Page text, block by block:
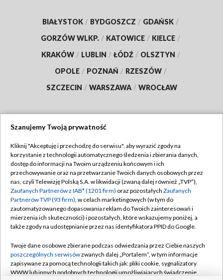
BIAŁYSTOK / BYDGOSZCZ / GDAŃSK /
GORZÓW WLKP. / KATOWICE / KIELCE /
KRAKÓW / LUBLIN / ŁÓDŹ / OLSZTYN /
OPOLE / POZNAŃ / RZESZÓW /
SZCZECIN / WARSZAWA / WROCŁAW
TVP
Abonament TVP
Emisja w TVP
Centrum informacji TVP
Naziemna Telewizja Cyfrowa
Rada Programowa
System NOS
Regulamin TVP
Polityka prywatności
Moje zgody
Pomoc
Kontakt
Szanujemy Twoją prywatność
Kliknij "Akceptuję i przechodzę do serwisu", aby wyrazić zgody na
korzystanie z technologii automatycznego śledzenia i zbierania danych,
dostęp do informacji na Twoim urządzeniu końcowym i ich
przechowywanie oraz na przetwarzanie Twoich danych osobowych przez
nas, czyli Telewizję Polską S.A. w likwidacji (zwaną dalej również „TVP”),
Zaufanych Partnerów z IAB* (1201 firm) oraz pozostałych Zaufanych
Partnerów TVP (93 firm), w celach marketingowych (w tym do
zautomatyzowanego dopasowania reklam do Twoich zainteresowań i
mierzenia ich skuteczności) i pozostałych, które wskazujemy poniżej, a
także zgody na udostępnianie przez nas identyfikatora PPID do Google.
Twoje dane osobowe zbierane podczas odwiedzania przez Ciebie naszych
poszczególnych serwisówzwanych dalej „Portalem”, w tym informacje
zapisywane za pomocą technologii takich jak: pliki cookie, sygnalizatory
WWW lub innych podobnych technologii umożliwiających świadczenie